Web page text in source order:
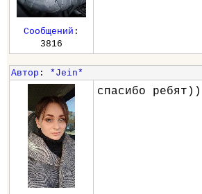
Сообщений :
3816
Автор : *Jein*
спасибо ребят))